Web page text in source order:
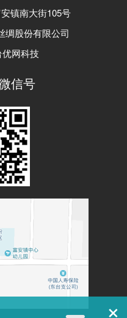
镇南大街105号
绸股份有限公司
优网科技
信号
×